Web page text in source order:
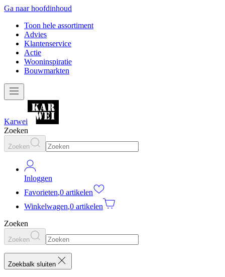
Ga naar hoofdinhoud
Toon hele assortiment
Advies
Klantenservice
Actie
Wooninspiratie
Bouwmarkten
Karwei
Zoeken
Zoeken
Inloggen
Favorieten,0 artikelen
Winkelwagen,0 artikelen
Zoeken
Zoeken
Zoekbalk sluiten